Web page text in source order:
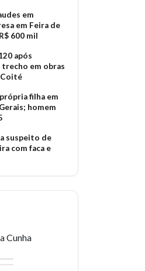
em
em Feira de
600 mil
após
trecho em obras
Coité
filha em
homem
suspeito de
com faca e